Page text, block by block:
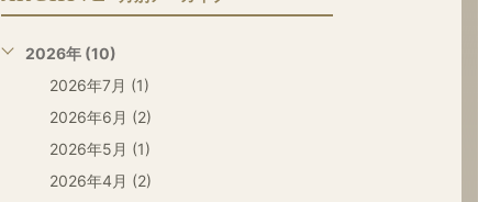
2026年 (10)
2026年7月 (1)
2026年6月 (2)
2026年5月 (1)
2026年4月 (2)